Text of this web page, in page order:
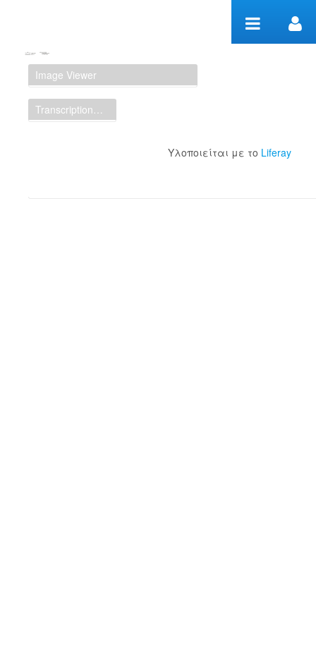
Manuscript Workspace
Image Viewer
Transcription Display
Υλοποιείται με το Liferay